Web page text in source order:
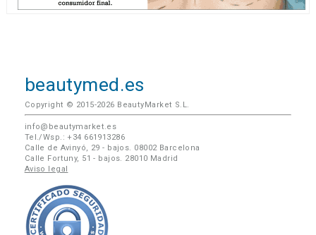
beautymed.es
Copyright © 2015-2026 BeautyMarket S.L.
info@beautymarket.es
Tel./Wsp.: +34 661913286
Calle de Avinyó, 29 - bajos. 08002 Barcelona
Calle Fortuny, 51 - bajos. 28010 Madrid
Aviso legal